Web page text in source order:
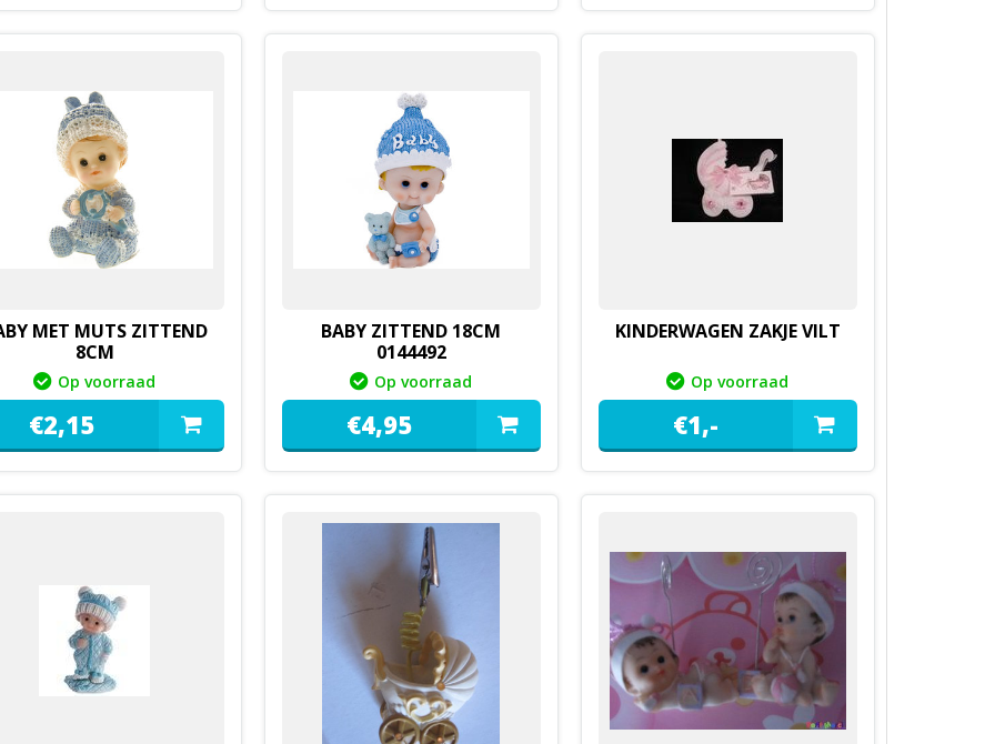
MET MUTS ZITTEND
8CM
Op voorraad
€2,15
BABY ZITTEND 18CM
0144492
Op voorraad
€4,95
KINDERWAGEN ZAKJE VILT
Op voorraad
€1,-